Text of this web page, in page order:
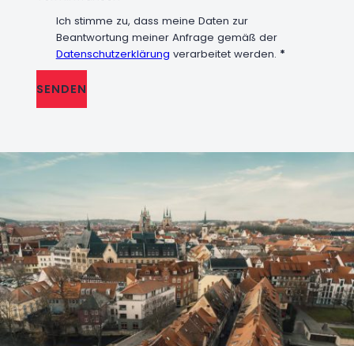
Ich stimme zu, dass meine Daten zur
Beantwortung meiner Anfrage gemäß der
Datenschutzerklärung verarbeitet werden. *
SENDEN